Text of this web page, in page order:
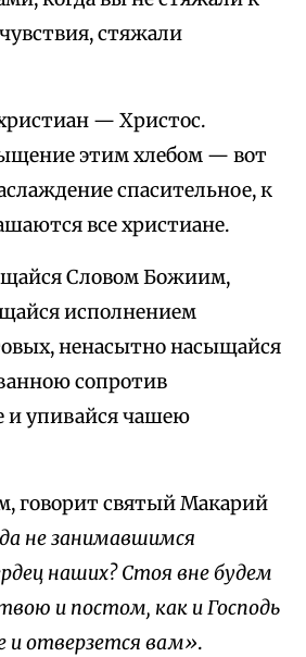
стяжали
— Христос.
этим хлебом — вот
спасительное, к
все христиане.
Словом Божиим,
исполнением
ненасытно насыщайся
сопротив
упивайся чашею
говорит святый Макарий
не занимавшимся
наших? Стоя вне будем
и постом, как и Господь
и отверзется вам».